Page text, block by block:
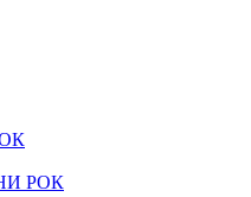
РОК